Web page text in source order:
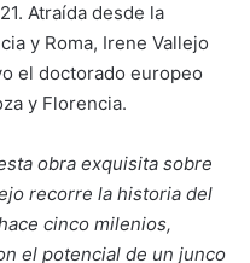
Atraída desde la
y Roma, Irene Vallejo
el doctorado europeo
y Florencia.
obra exquisita sobre
recorre la historia del
cinco milenios,
el potencial de un junco